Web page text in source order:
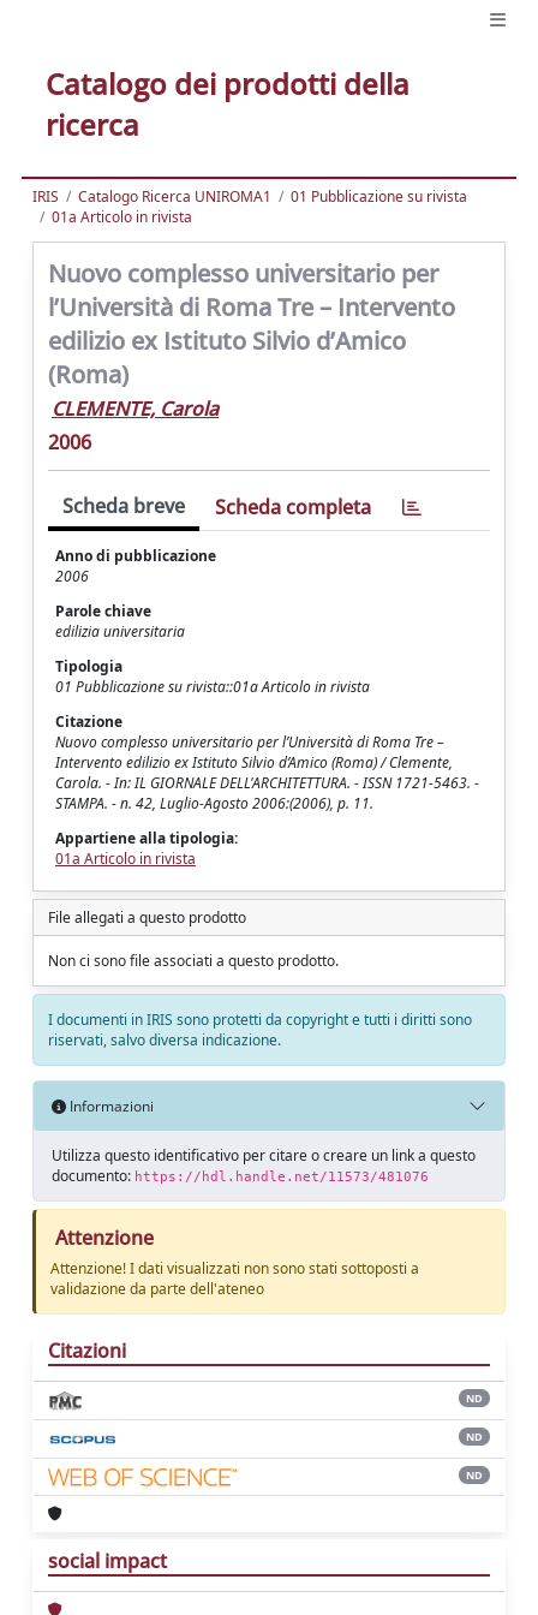
Catalogo dei prodotti della
ricerca
IRIS Catalogo Ricerca UNIROMA1
01 Pubblicazione su rivista
01a Articolo in rivista
Nuovo complesso universitario per
l’Università di Roma Tre – Intervento
edilizio ex Istituto Silvio d’Amico
(Roma)
CLEMENTE, Carola
2006
Scheda breve Scheda completa
Anno di pubblicazione
2006
Parole chiave
edilizia universitaria
Tipologia
01 Pubblicazione su rivista::01a Articolo in rivista
Citazione
Nuovo complesso universitario per l’Università di Roma Tre –
Intervento edilizio ex Istituto Silvio d’Amico (Roma) / Clemente,
Carola. - In: IL GIORNALE DELL'ARCHITETTURA. - ISSN 1721-5463. -
STAMPA. - n. 42, Luglio-Agosto 2006:(2006), p. 11.
Appartiene alla tipologia:
01a Articolo in rivista
File allegati a questo prodotto
Non ci sono file associati a questo prodotto.
I documenti in IRIS sono protetti da copyright e tutti i diritti sono
riservati, salvo diversa indicazione.
Informazioni
Utilizza questo identificativo per citare o creare un link a questo
documento: https://hdl.handle.net/11573/481076
Attenzione
Attenzione! I dati visualizzati non sono stati sottoposti a
validazione da parte dell'ateneo
Citazioni
ND
ND
ND
social impact